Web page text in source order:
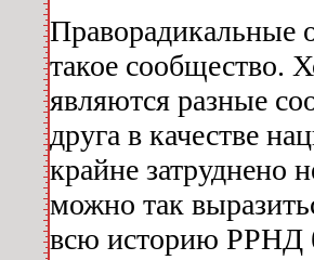
Праворадикальные
такое сообщество.
являются разные
друга в качестве
крайне затруднено
можно так
всю историю РРНД